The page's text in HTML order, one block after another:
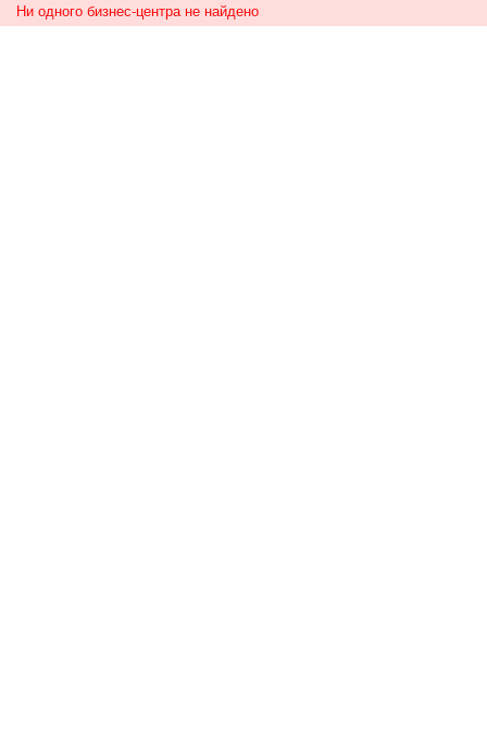
Ни одного бизнес-центра не найдено